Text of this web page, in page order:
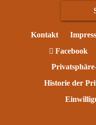
Kontakt
Facebook
Historie der